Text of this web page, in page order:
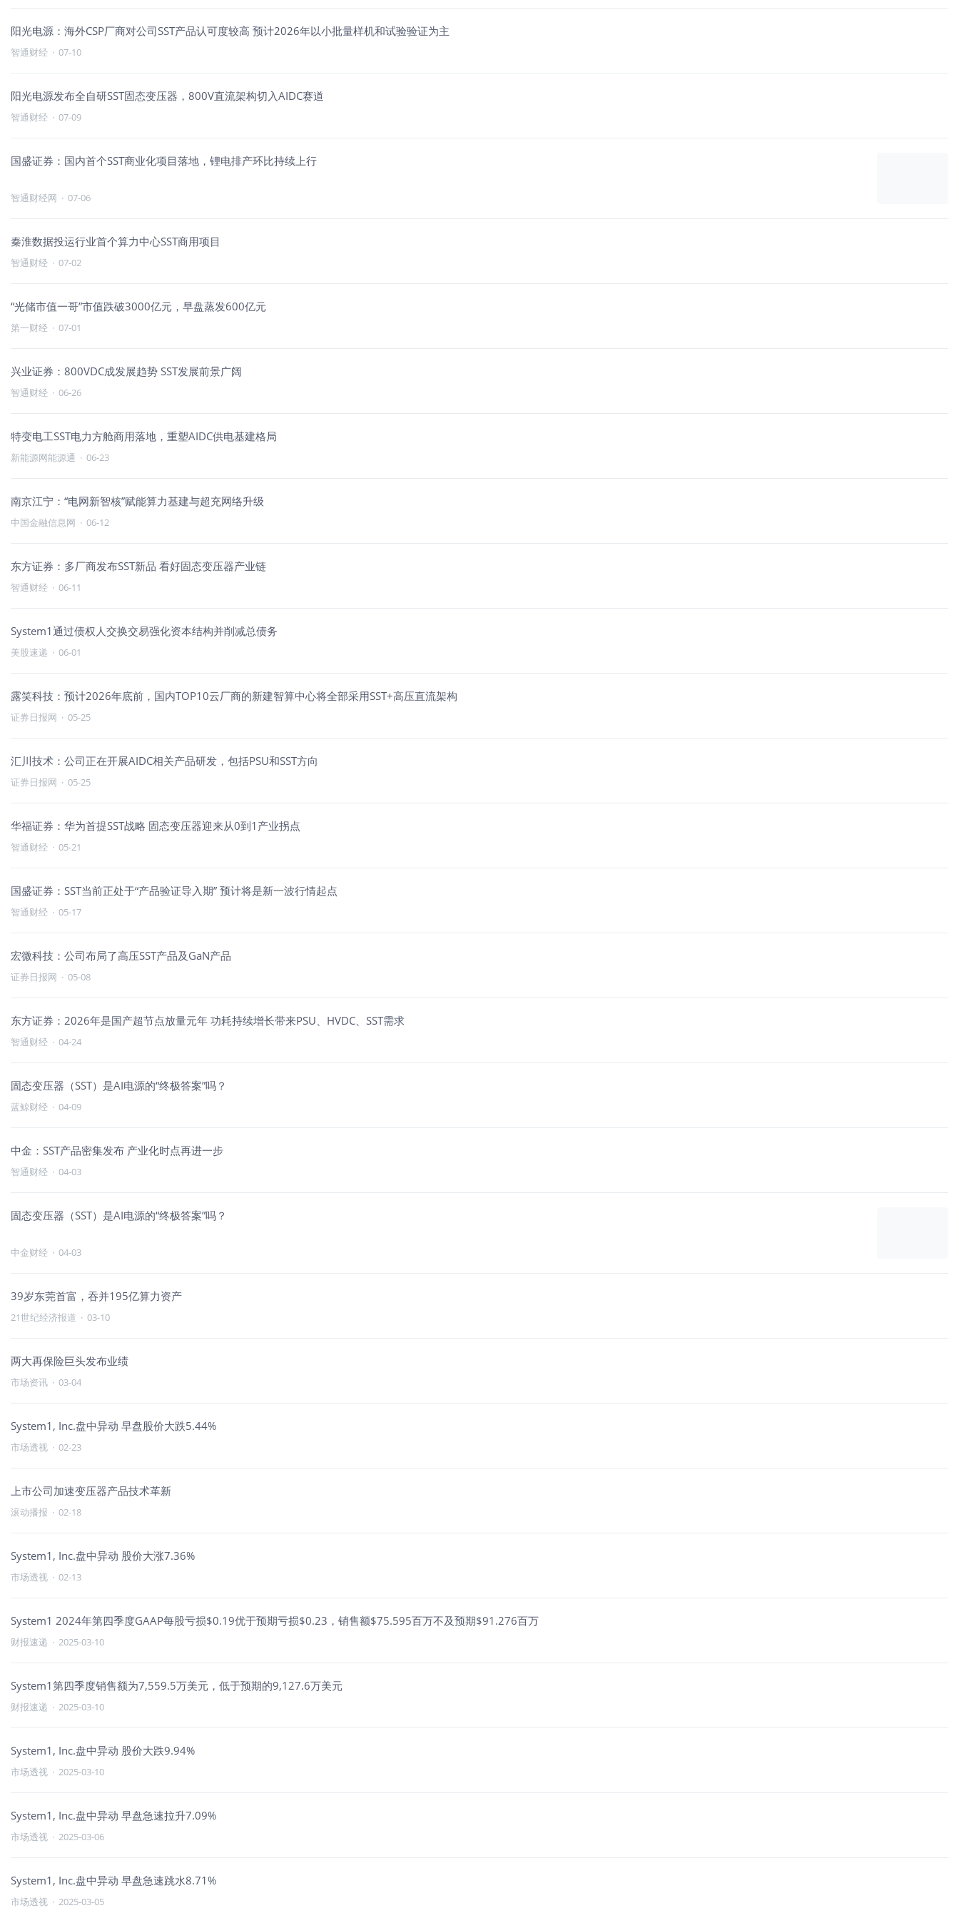
阳光电源：海外CSP厂商对公司SST产品认可度较高 预计2026年以小批量样机和试验验证为主
智通财经 · 07-10
阳光电源发布全自研SST固态变压器，800V直流架构切入AIDC赛道
智通财经 · 07-09
国盛证券：国内首个SST商业化项目落地，锂电排产环比持续上行
智通财经网 · 07-06
秦淮数据投运行业首个算力中心SST商用项目
智通财经 · 07-02
“光储市值一哥”市值跌破3000亿元，早盘蒸发600亿元
第一财经 · 07-01
兴业证券：800VDC成发展趋势 SST发展前景广阔
智通财经 · 06-26
特变电工SST电力方舱商用落地，重塑AIDC供电基建格局
新能源网能源通 · 06-23
南京江宁：“电网新智核”赋能算力基建与超充网络升级
中国金融信息网 · 06-12
东方证券：多厂商发布SST新品 看好固态变压器产业链
智通财经 · 06-11
System1通过债权人交换交易强化资本结构并削减总债务
美股速递 · 06-01
露笑科技：预计2026年底前，国内TOP10云厂商的新建智算中心将全部采用SST+高压直流架构
证券日报网 · 05-25
汇川技术：公司正在开展AIDC相关产品研发，包括PSU和SST方向
证券日报网 · 05-25
华福证券：华为首提SST战略 固态变压器迎来从0到1产业拐点
智通财经 · 05-21
国盛证券：SST当前正处于“产品验证导入期” 预计将是新一波行情起点
智通财经 · 05-17
宏微科技：公司布局了高压SST产品及GaN产品
证券日报网 · 05-08
东方证券：2026年是国产超节点放量元年 功耗持续增长带来PSU、HVDC、SST需求
智通财经 · 04-24
固态变压器（SST）是AI电源的“终极答案”吗？
蓝鲸财经 · 04-09
中金：SST产品密集发布 产业化时点再进一步
智通财经 · 04-03
固态变压器（SST）是AI电源的“终极答案”吗？
中金财经 · 04-03
39岁东莞首富，吞并195亿算力资产
21世纪经济报道 · 03-10
两大再保险巨头发布业绩
市场资讯 · 03-04
System1, Inc.盘中异动 早盘股价大跌5.44%
市场透视 · 02-23
上市公司加速变压器产品技术革新
滚动播报 · 02-18
System1, Inc.盘中异动 股价大涨7.36%
市场透视 · 02-13
System1 2024年第四季度GAAP每股亏损$0.19优于预期亏损$0.23，销售额$75.595百万不及预期$91.276百万
财报速递 · 2025-03-10
System1第四季度销售额为7,559.5万美元，低于预期的9,127.6万美元
财报速递 · 2025-03-10
System1, Inc.盘中异动 股价大跌9.94%
市场透视 · 2025-03-10
System1, Inc.盘中异动 早盘急速拉升7.09%
市场透视 · 2025-03-06
System1, Inc.盘中异动 早盘急速跳水8.71%
市场透视 · 2025-03-05